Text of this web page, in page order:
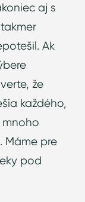
aj s
Ak
že
každého,
mnoho
Máme pre
pod